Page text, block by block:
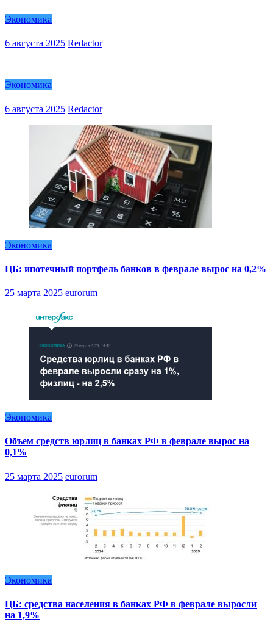
Экономика
6 августа 2025 Redactor
Экономика
6 августа 2025 Redactor
Экономика
ЦБ: ипотечный портфель банков в феврале вырос на 0,2%
25 марта 2025 eurorum
Экономика
Объем средств юрлиц в банках РФ в феврале вырос на
0,1%
25 марта 2025 eurorum
Экономика
ЦБ: средства населения в банках РФ в феврале выросли
на 1,9%